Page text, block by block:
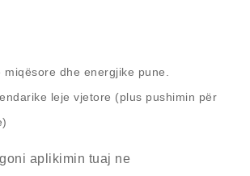
miqësore dhe energjike pune.
leje vjetore (plus pushimin për
aplikimin tuaj ne